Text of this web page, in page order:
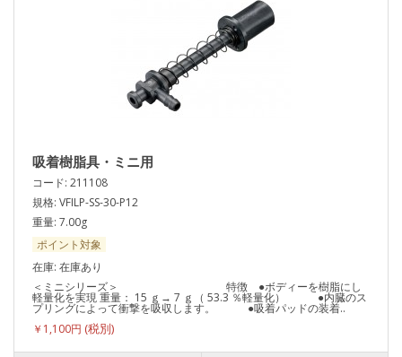
吸着樹脂具・ミニ用
コード: 211108
規格: VFILP-SS-30-P12
重量: 7.00g
ポイント対象
在庫: 在庫あり
＜ミニシリーズ＞ 特徴 ●ボディーを樹脂にし
軽量化を実現 重量： 15 ｇ→ 7 ｇ（ 53.3 ％軽量化） ●内臓のス
プリングによって衝撃を吸収します。 ●吸着パッドの装着..
￥1,100円